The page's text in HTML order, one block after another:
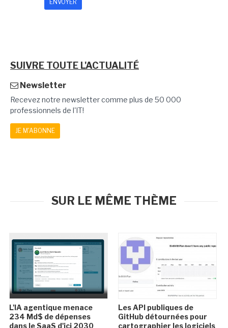
SUIVRE TOUTE L'ACTUALITÉ
Newsletter
Recevez notre newsletter comme plus de 50 000
professionnels de l'IT!
JE M'ABONNE
SUR LE MÊME THÈME
L'IA agentique menace
234 Md$ de dépenses
dans le SaaS d'ici 2030
Les API publiques de
GitHub détournées pour
cartographier les logiciels